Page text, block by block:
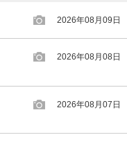
2026年08月09日
2026年08月08日
2026年08月07日